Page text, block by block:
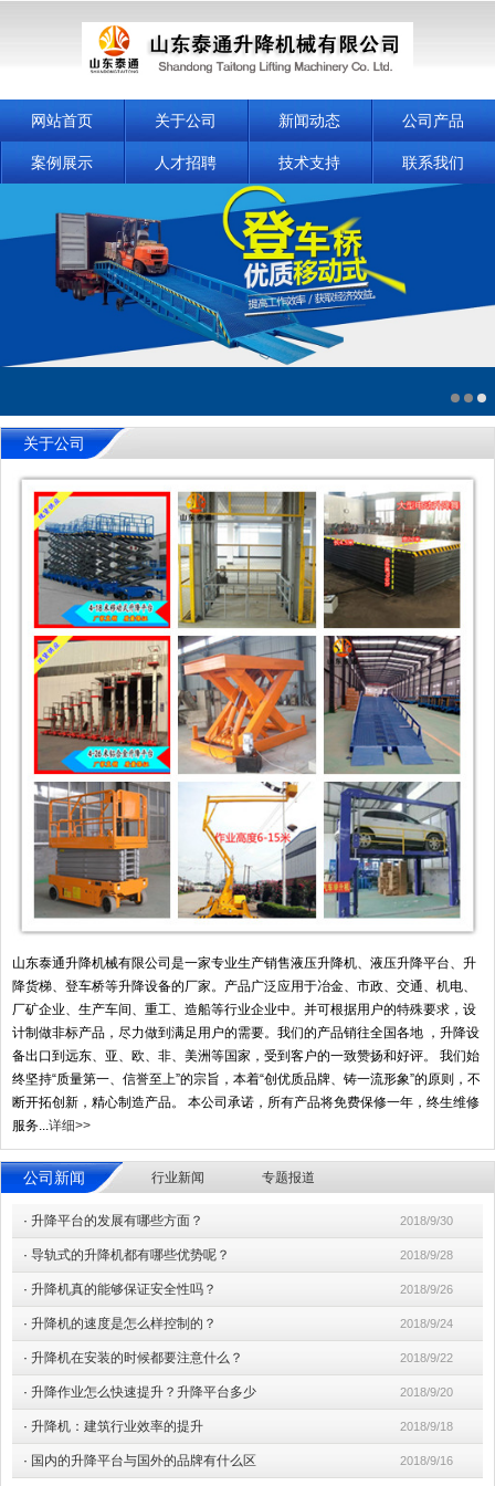
网站首页 关于公司 新闻动态 公司产品
案例展示 人才招聘 技术支持 联系我们
关于公司
山东泰通升降机械有限公司是一家专业生产销售液压升降机、液压升降平台、升
降货梯、登车桥等升降设备的厂家。产品广泛应用于冶金、市政、交通、机电、
厂矿企业、生产车间、重工、造船等行业企业中。并可根据用户的特殊要求，设
计制做非标产品，尽力做到满足用户的需要。我们的产品销往全国各地 ，升降设
备出口到远东、亚、欧、非、美洲等国家，受到客户的一致赞扬和好评。 我们始
终坚持“质量第一、信誉至上”的宗旨，本着“创优质品牌、铸一流形象”的原则，不
断开拓创新，精心制造产品。 本公司承诺，所有产品将免费保修一年，终生维修
服务...详细>>
公司新闻 行业新闻 专题报道
· 升降平台的发展有哪些方面？ 2018/9/30
· 导轨式的升降机都有哪些优势呢？ 2018/9/28
· 升降机真的能够保证安全性吗？ 2018/9/26
· 升降机的速度是怎么样控制的？ 2018/9/24
· 升降机在安装的时候都要注意什么？ 2018/9/22
· 升降作业怎么快速提升？升降平台多少 2018/9/20
· 升降机：建筑行业效率的提升 2018/9/18
· 国内的升降平台与国外的品牌有什么区 2018/9/16